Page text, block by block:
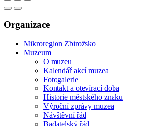
Organizace
Mikroregion Zbirožsko
Muzeum
O muzeu
Kalendář akcí muzea
Fotogalerie
Kontakt a otevírací doba
Historie městského znaku
Výroční zprávy muzea
Návštěvní řád
Badatelský řád